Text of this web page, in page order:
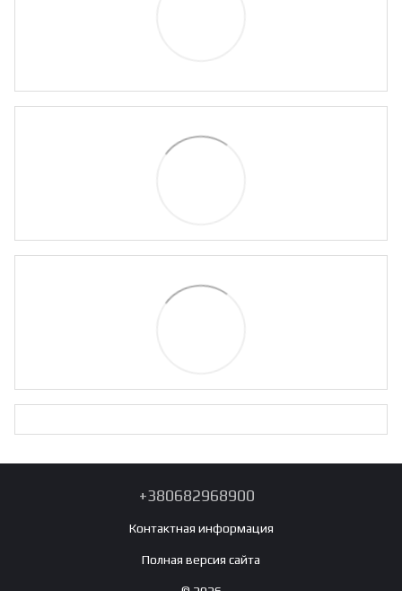
+380682968900
Контактная информация
Полная версия сайта